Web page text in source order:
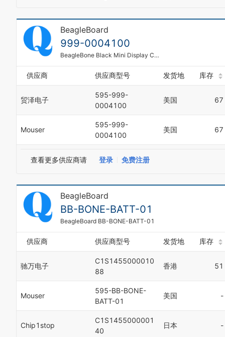
BeagleBoard
999-0004100
BeagleBone Black Mini Display Cape
供应商 供应商型号 发货地 库存
贸泽电子
595-999-
0004100
美国 67
Mouser
595-999-
0004100
美国 67
查看更多供应商请 登录 免费注册
BeagleBoard
BB-BONE-BATT-01
BeagleBoard BB-BONE-BATT-01
供应商 供应商型号 发货地 库存
驰万电子
C1S1455000010
88
香港 51
Mouser
595-BB-BONE-
BATT-01
美国 -
Chip1stop
C1S1455000001
40
日本 -